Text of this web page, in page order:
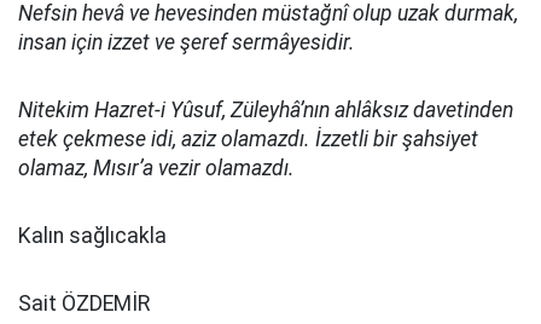
Nefsin hevâ ve hevesinden müstağnî olup uzak durmak,
insan için izzet ve şeref sermâyesidir.
Nitekim Hazret-i Yûsuf, Züleyhâ’nın ahlâksız davetinden
etek çekmese idi, aziz olamazdı. İzzetli bir şahsiyet
olamaz, Mısır’a vezir olamazdı.
Kalın sağlıcakla
Sait ÖZDEMİR